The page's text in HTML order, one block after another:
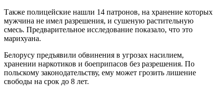
Также полицейские нашли 14 патронов, на хранение которых
мужчина не имел разрешения, и сушеную растительную
смесь. Предварительное исследование показало, что это
марихуана.
Белорусу предъявили обвинения в угрозах насилием,
хранении наркотиков и боеприпасов без разрешения. По
польскому законодательству, ему может грозить лишение
свободы на срок до 8 лет.